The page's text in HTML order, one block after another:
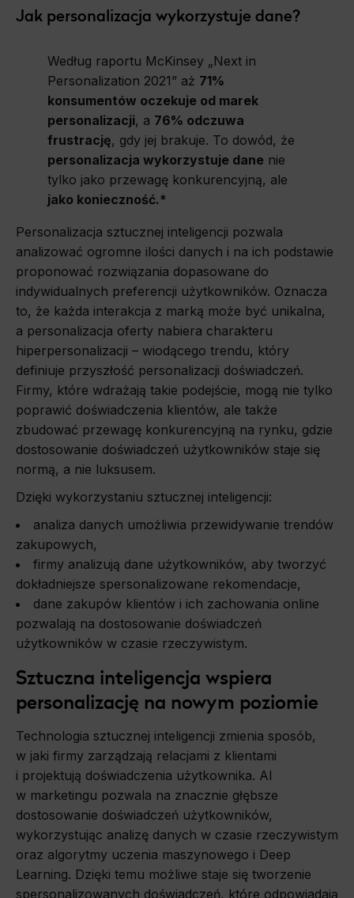
Jak personalizacja wykorzystuje dane?
Według raportu McKinsey „Next in
Personalization 2021” aż 71%
konsumentów oczekuje od marek
personalizacji, a 76% odczuwa
frustrację, gdy jej brakuje. To dowód, że
personalizacja wykorzystuje dane nie
tylko jako przewagę konkurencyjną, ale
jako konieczność.*
Personalizacja sztucznej inteligencji pozwala
analizować ogromne ilości danych i na ich podstawie
proponować rozwiązania dopasowane do
indywidualnych preferencji użytkowników. Oznacza
to, że każda interakcja z marką może być unikalna,
a personalizacja oferty nabiera charakteru
hiperpersonalizacji – wiodącego trendu, który
definiuje przyszłość personalizacji doświadczeń.
Firmy, które wdrażają takie podejście, mogą nie tylko
poprawić doświadczenia klientów, ale także
zbudować przewagę konkurencyjną na rynku, gdzie
dostosowanie doświadczeń użytkowników staje się
normą, a nie luksusem.
Dzięki wykorzystaniu sztucznej inteligencji:
analiza danych umożliwia przewidywanie trendów
zakupowych,
firmy analizują dane użytkowników, aby tworzyć
dokładniejsze spersonalizowane rekomendacje,
dane zakupów klientów i ich zachowania online
pozwalają na dostosowanie doświadczeń
użytkowników w czasie rzeczywistym.
Sztuczna inteligencja wspiera
personalizację na nowym poziomie
Technologia sztucznej inteligencji zmienia sposób,
w jaki firmy zarządzają relacjami z klientami
i projektują doświadczenia użytkownika. AI
w marketingu pozwala na znacznie głębsze
dostosowanie doświadczeń użytkowników,
wykorzystując analizę danych w czasie rzeczywistym
oraz algorytmy uczenia maszynowego i Deep
Learning. Dzięki temu możliwe staje się tworzenie
spersonalizowanych doświadczeń, które odpowiadają